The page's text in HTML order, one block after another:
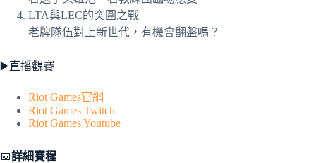
LTA與LEC的突圍之戰
老牌隊伍對上新世代，有機會翻盤嗎？
▶️直播觀賽
Riot Games官網
Riot Games Twitch
Riot Games Youtube
📅詳細賽程